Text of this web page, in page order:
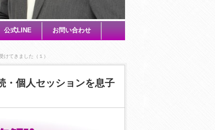
公式LINE お問い合わせ
けてきました（１）
・個人セッションを息子